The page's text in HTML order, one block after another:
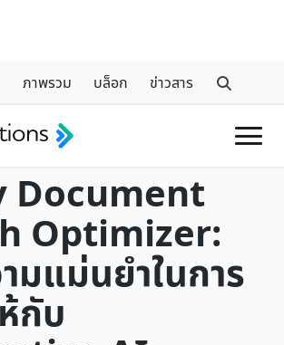
ภาพรวม บล็อก ข่าวสาร
Document
Optimizer:
มแม่นยำในการ
กับ